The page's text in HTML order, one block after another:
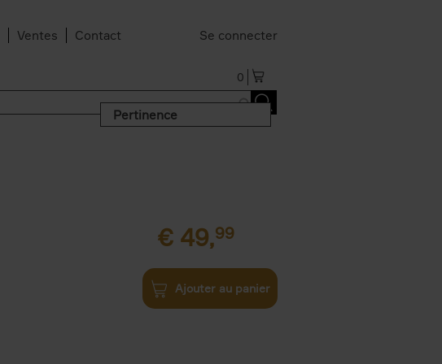
Ventes Contact Se connecter
0
Pertinence
€ 49,99
Ajouter au panier